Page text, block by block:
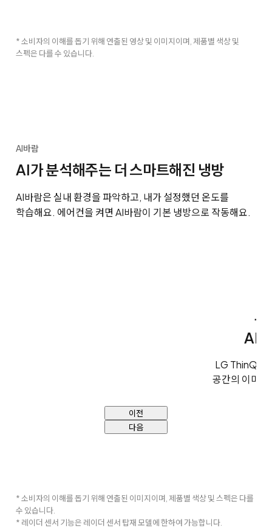
* 소비자의 이해를 돕기 위해 연출된 영상 및 이미지이며, 제품별 색상 및
스펙은 다를 수 있습니다.
AI바람
AI가 분석해주는 더 스마트해진 냉방
AI바람은 실내 환경을 파악하고, 내가 설정했던 온도를
학습해요. 에어컨을 켜면 AI바람이 기본 냉방으로 작동해요.
우
AI
LG ThinQ 앱
공간의 이미
이전
다음
* 소비자의 이해를 돕기 위해 연출된 이미지이며, 제품별 색상 및 스펙은 다를
수 있습니다.
* 레이더 센서 기능은 레이더 센서 탑재 모델에 한하여 가능합니다.